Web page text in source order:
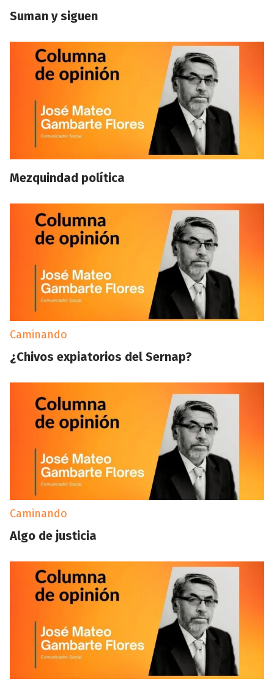
Suman y siguen
Mezquindad política
Caminando
¿Chivos expiatorios del Sernap?
Caminando
Algo de justicia